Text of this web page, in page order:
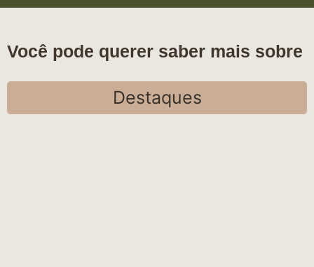
Você pode querer saber mais sobre
Destaques